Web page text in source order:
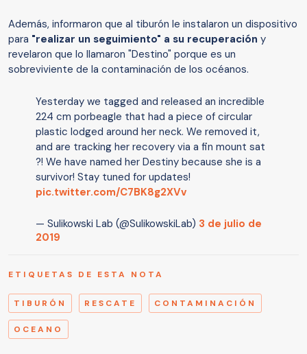
Además, informaron que al tiburón le instalaron un dispositivo
para "realizar un seguimiento" a su recuperación y
revelaron que lo llamaron "Destino" porque es un
sobreviviente de la contaminación de los océanos.
Yesterday we tagged and released an incredible
224 cm porbeagle that had a piece of circular
plastic lodged around her neck. We removed it,
and are tracking her recovery via a fin mount sat
?! We have named her Destiny because she is a
survivor! Stay tuned for updates!
pic.twitter.com/C7BK8g2XVv
— Sulikowski Lab (@SulikowskiLab) 3 de julio de
2019
ETIQUETAS DE ESTA NOTA
TIBURÓN RESCATE CONTAMINACIÓN
OCEANO